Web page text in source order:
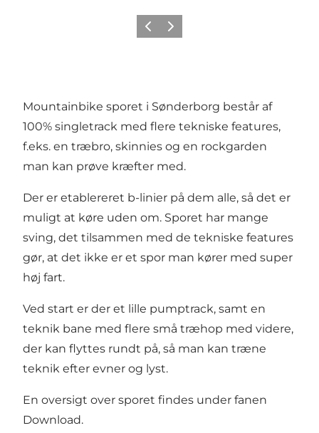
ForrigeNæste
Mountainbike sporet i Sønderborg består af
100% singletrack med flere tekniske features,
f.eks. en træbro, skinnies og en rockgarden
man kan prøve kræfter med.
Der er etablereret b-linier på dem alle, så det er
muligt at køre uden om. Sporet har mange
sving, det tilsammen med de tekniske features
gør, at det ikke er et spor man kører med super
høj fart.
Ved start er der et lille pumptrack, samt en
teknik bane med flere små træhop med videre,
der kan flyttes rundt på, så man kan træne
teknik efter evner og lyst.
En oversigt over sporet findes under fanen
Download.